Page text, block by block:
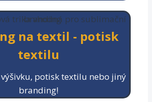
na textil - potisk
textilu
potisk textilu nebo jiný
branding!